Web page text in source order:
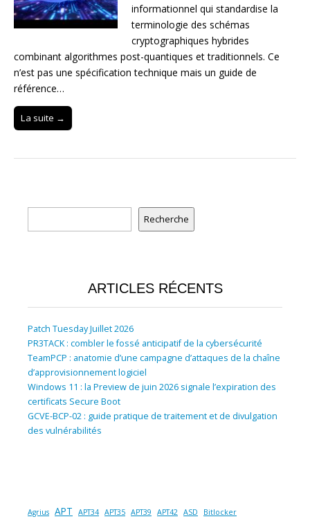
informationnel qui standardise la
terminologie des schémas
cryptographiques hybrides
combinant algorithmes post-quantiques et traditionnels. Ce
n’est pas une spécification technique mais un guide de
référence…
La suite →
Recherche
ARTICLES RÉCENTS
Patch Tuesday Juillet 2026
PR3TACK : combler le fossé anticipatif de la cybersécurité
TeamPCP : anatomie d’une campagne d’attaques de la chaîne
d’approvisionnement logiciel
Windows 11 : la Preview de juin 2026 signale l’expiration des
certificats Secure Boot
GCVE-BCP-02 : guide pratique de traitement et de divulgation
des vulnérabilités
Agrius APT APT34 APT35 APT39 APT42 ASD Bitlocker